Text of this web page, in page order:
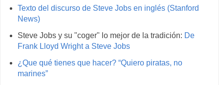
Texto del discurso de Steve Jobs en inglés (Stanford
News)
Steve Jobs y su "coger" lo mejor de la tradición: De
Frank Lloyd Wright a Steve Jobs
¿Que qué tienes que hacer? “Quiero piratas, no
marines”